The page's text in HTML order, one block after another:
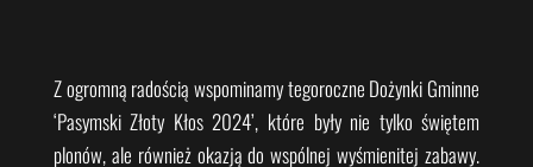
Z ogromną radością wspominamy tegoroczne Dożynki Gminne
‘Pasymski Złoty Kłos 2024’, które były nie tylko świętem
plonów, ale również okazją do wspólnej wyśmienitej zabawy.